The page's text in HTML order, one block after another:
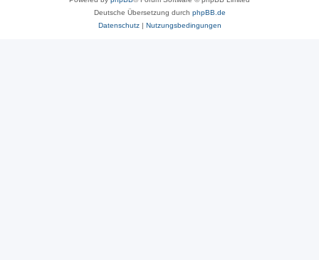
Deutsche Übersetzung durch phpBB.de
Datenschutz| Nutzungsbedingungen